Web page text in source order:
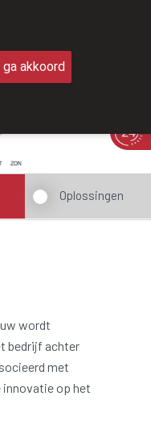
Oplossingen
wordt
bedrijf achter
met
innovatie op het
ga akkoord